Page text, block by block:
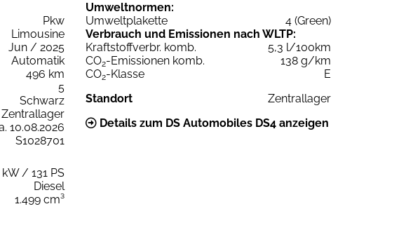
Pkw
Limousine
Jun / 2025
Automatik
496 km
5
Schwarz
Zentrallager
10.08.2026
S1028701
/ 131 PS
Diesel
1.499 cm³
Umweltnormen:
Umweltplakette
4 (Green)
Verbrauch und Emissionen nach WLTP:
Kraftstoffverbr. komb.
5,3 l/100km
CO2-Emissionen komb.
138 g/km
CO2-Klasse
E
Standort
Zentrallager
Details zum DS Automobiles DS4 anzeigen